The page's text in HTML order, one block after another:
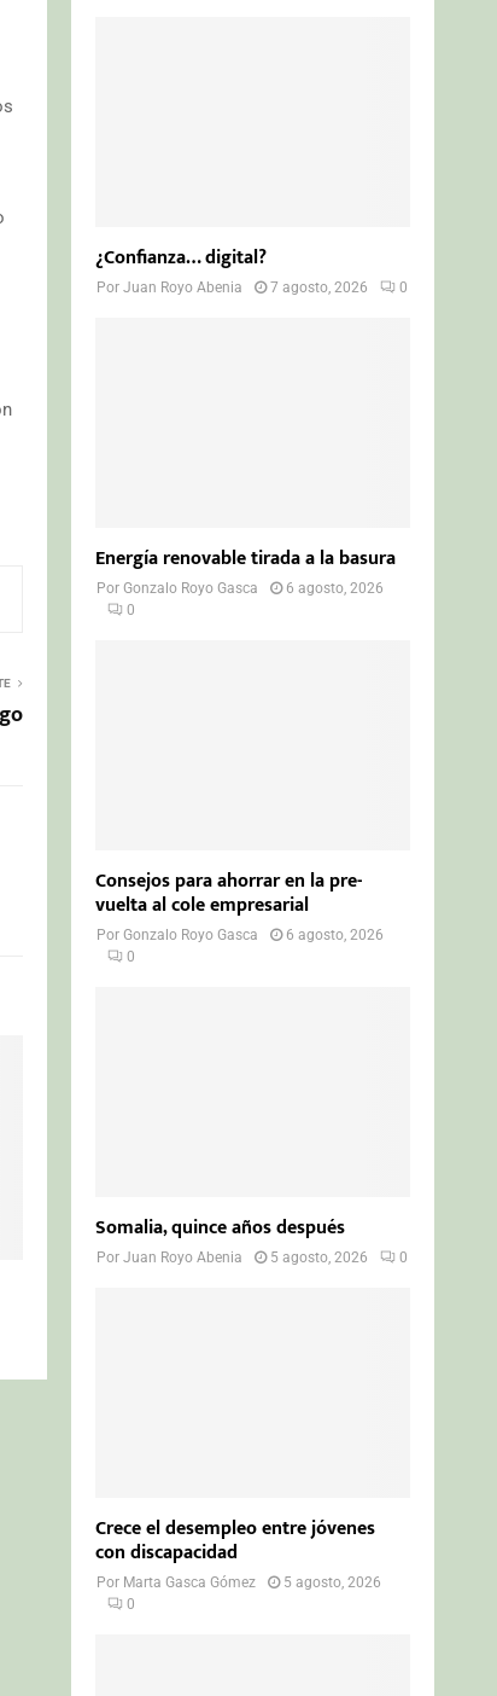
¿Confianza… digital?
PorJuan Royo Abenia 7 agosto, 2026 0
Energía renovable tirada a la basura
PorGonzalo Royo Gasca
6 agosto, 2026
0
Consejos para ahorrar en la pre-
vuelta al cole empresarial
PorGonzalo Royo Gasca
6 agosto, 2026
0
Somalia, quince años después
PorJuan Royo Abenia 5 agosto, 2026 0
Crece el desempleo entre jóvenes
con discapacidad
Por Marta Gasca Gómez
5 agosto, 2026
0